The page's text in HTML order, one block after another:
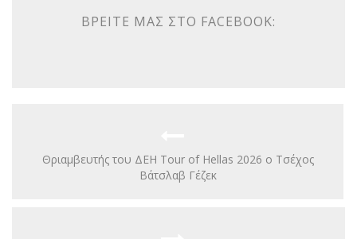
ΒΡΕΊΤΕ ΜΑΣ ΣΤΟ FACEBOOK:
Θριαμβευτής του ΔΕΗ Tour of Hellas 2026 ο Τσέχος
Βάτσλαβ Γέζεκ